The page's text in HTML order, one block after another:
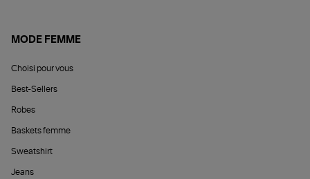
MODE FEMME
Choisi pour vous
Best-Sellers
Robes
Baskets femme
Sweatshirt
Jeans